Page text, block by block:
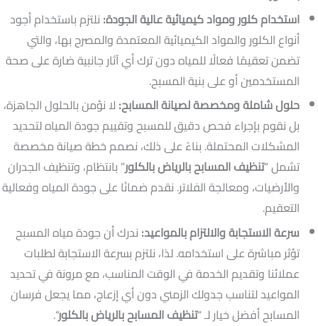
استخدام كلور ومواد كيميائية عالية الجودة: نلتزم باستخدام أجود
أنواع الكلور والمواد الكيميائية المعتمدة والمصرح بها، والتي
تضمن تعقيمًا فعالًا للمياه دون ترك أي آثار جانبية ضارة على صحة
المستخدمين أو على بنية المسبح.
حلول شاملة ومخصصة لصيانة المسابح: لا نؤمن بالحلول الجاهزة،
بل نقوم بإجراء فحص دقيق للمسبح وتقييم جودة المياه لتحديد
المشكلات المحتملة. بناءً على ذلك، نصمم خطة صيانة مخصصة
تشمل “تنظيف المسابح بالرياض بالكلور” بانتظام، وتنظيف الجدران
والأرضيات، ومعالجة الفلاتر. نقدم ضمانًا على جودة المياه وفعالية
التعقيم.
سرعة الاستجابة والالتزام بالمواعيد: ندرك أن جودة مياه المسبح
تؤثر مباشرة على استخدامه. لذا، نلتزم بسرعة الاستجابة لطلبات
عملائنا وتقديم الخدمة في الوقت المناسب، مع مرونة في تحديد
المواعيد لتناسب جدولك الزمني دون أي إزعاج، مما يجعل فرسان
المسابح أفضل خيار لـ “تنظيف المسابح بالرياض بالكلور“.